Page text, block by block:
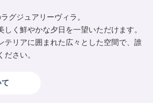
グジュアリーヴィラ。
く鮮やかな夕日を一望いただけます。
テリアに囲まれた広々とした空間で、誰
さい。